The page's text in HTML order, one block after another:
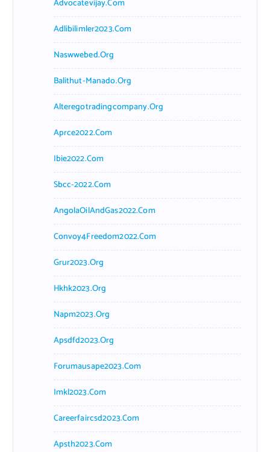
Advocatevijay.com
Adlibilimler2023.com
Naswwebed.org
Balithut-Manado.org
Alteregotradingcompany.org
Aprce2022.com
Ibie2022.com
Sbcc-2022.com
AngolaOilAndGas2022.com
Convoy4Freedom2022.com
Grur2023.org
Hkhk2023.org
Napm2023.org
Apsdfd2023.org
Forumausape2023.com
Imkl2023.com
Careerfaircsd2023.com
Apsth2023.com